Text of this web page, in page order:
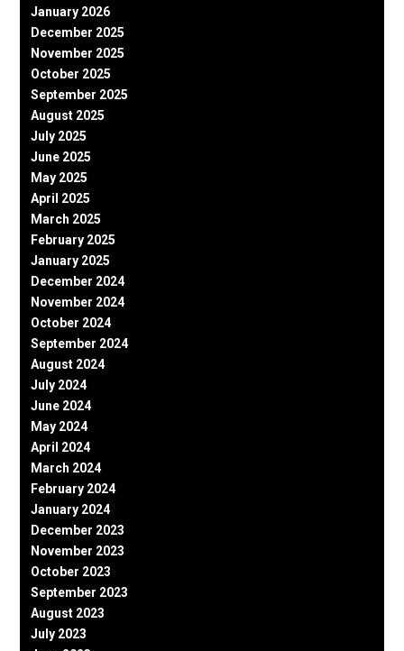
January 2026
December 2025
November 2025
October 2025
September 2025
August 2025
July 2025
June 2025
May 2025
April 2025
March 2025
February 2025
January 2025
December 2024
November 2024
October 2024
September 2024
August 2024
July 2024
June 2024
May 2024
April 2024
March 2024
February 2024
January 2024
December 2023
November 2023
October 2023
September 2023
August 2023
July 2023